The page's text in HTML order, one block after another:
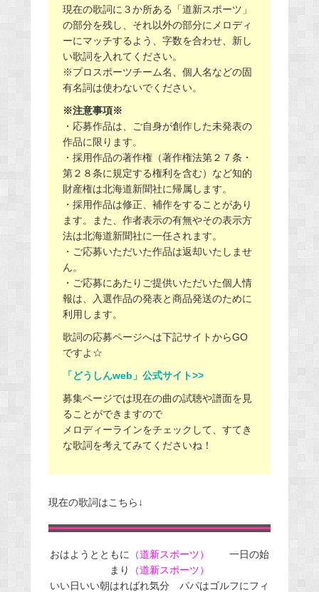
現在の歌詞に３か所ある「道新スポーツ」
の部分を残し、それ以外の部分にメロディ
ーにマッチするよう、字数を合わせ、新し
い歌詞を入れてください。
※プロスポーツチーム名、個人名などの固
有名詞は使わないでください。
※注意事項※
・応募作品は、ご自身が創作した未発表の
作品に限ります。
・採用作品の著作権（著作権法第２７条・
第２８条に規定する権利を含む）など知的
財産権は北海道新聞社に帰属します。
・採用作品は修正、補作をすることがあり
ます。また、作者表示の有無やその表示方
法は北海道新聞社に一任されます。
・ご応募いただいた作品は返却いたしませ
ん。
・ご応募にあたりご提供いただいた個人情
報は、入選作品の発表と商品発送のために
利用します。
歌詞の応募ページへは下記サイトからGO
ですよ☆
「どうしんweb」公式サイト>>
募集ページでは現在の曲の試聴や譜面を見
ることができますので
メロディーラインをチェックして、すてき
な歌詞を考えてみてくださいね！
現在の歌詞はこちら↓
おはようとともに （道新スポーツ）
一日の始
まり
（道新スポーツ）
いい日いい朝はればれ気分 パパはゴルフにフィ